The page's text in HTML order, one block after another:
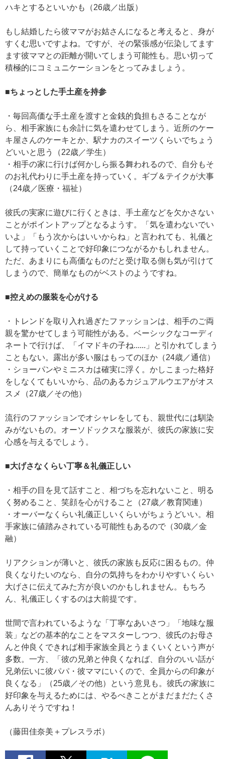
ハキとするといいかも（26歳／出版）
もし結婚したら彼ママがお姑さんになると考えると、身が
すくむ思いですよね。ですが、その緊張感が伝染してます
ます彼ママとの距離が開いてしまう可能性も。思い切って
積極的にコミュニケーションをとってみましょう。
■ちょっとした手土産を持参
・毎回高価な手土産を渡すと金銭的負担もさることなが
ら、相手家族にも余計に気を遣わせてしまう。近所のケー
キ屋さんのケーキとか、駅ナカのスイーツくらいでちょう
どいいと思う（22歳／学生）
・相手の家に行けば何かしら振る舞われるので、自分もそ
のお礼代わりに手土産を持っていく。ギブ＆テイクが大事
（24歳／医療・福祉）
彼氏の実家に遊びに行くときは、手土産などを欠かさない
ことがポイントアップとなるようす。「気を遣わないでい
いよ」「もう次からはいいからね」と言われても、礼儀と
して持っていくことで好印象につながるかもしれません。
ただ、あまりにも高価なものだと受け取る側も気が引けて
しまうので、簡単なものがベストのようですね。
■控えめの服装を心がける
・トレンドを取り入れ過ぎたファッションは、相手のご両
親を驚かせてしまう可能性がある。ベーシックなコーディ
ネートで行けば、「イマドキの子ね......」と引かれてしまう
こともない。露出が多い服はもってのほか（24歳／通信）
・ショーパンやミニスカは確実に浮く。かしこまった格好
をしなくてもいいから、品のあるカジュアルウエアがオス
スメ（27歳／その他）
流行のファッションでオシャレをしても、親世代には馴染
みがないもの。オーソドックスな服装が、彼氏の家族に安
心感を与えるでしょう。
■大げさなくらい丁寧＆礼儀正しい
・相手の目を見て話すこと、相づちを忘れないこと、明る
く努めること、笑顔を心がけること（27歳／教育関連）
・オーバーなくらい礼儀正しいくらいがちょうどいい。相
手家族に値踏みされている可能性もあるので（30歳／金
融）
リアクションが薄いと、彼氏の家族も反応に困るもの。仲
良くなりたいのなら、自分の気持ちをわかりやすいくらい
大げさに伝えてみた方が良いのかもしれません。もちろ
ん、礼儀正しくするのは大前提です。
世間で言われているような「丁寧なあいさつ」「地味な服
装」などの基本的なことをマスターしつつ、彼氏のお母さ
んと仲良くできれば相手家族全員とうまくいくという声が
多数。一方、「彼の兄弟と仲良くなれば、自分のいい話が
兄弟伝いに彼パパ・彼ママにいくので、全員からの印象が
良くなる」（25歳／その他）という意見も。彼氏の家族に
好印象を与えるためには、やるべきことがまだまだたくさ
んありそうですね！
（藤田佳奈美＋プレスラボ）